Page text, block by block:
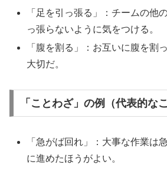
「足を引っ張る」：チームの他
っ張らないように気をつける。
「腹を割る」：お互いに腹を割
大切だ。
「ことわざ」の例（代表的な
「急がば回れ」：大事な作業は
に進めたほうがよい。